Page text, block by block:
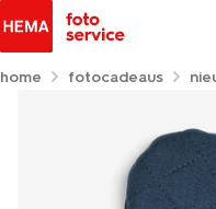
home fotocadeaus